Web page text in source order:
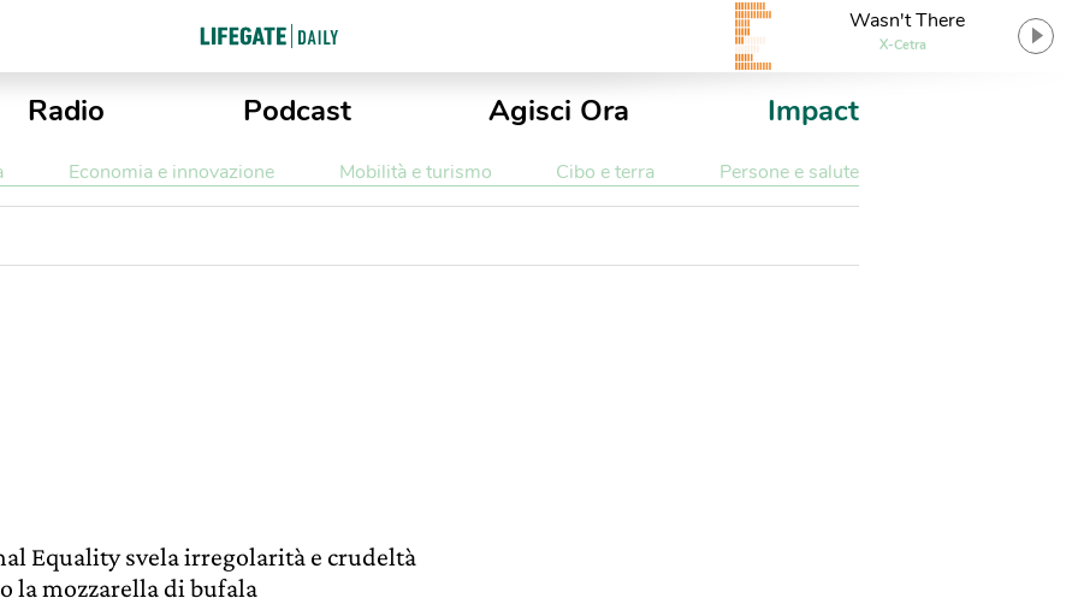
Wasn't There
X-Cetra
Radio Podcast Agisci Ora Impact
Economia e innovazione Mobilità e turismo Cibo e terra Persone e salute
Equality svela irregolarità e crudeltà
la mozzarella di bufala